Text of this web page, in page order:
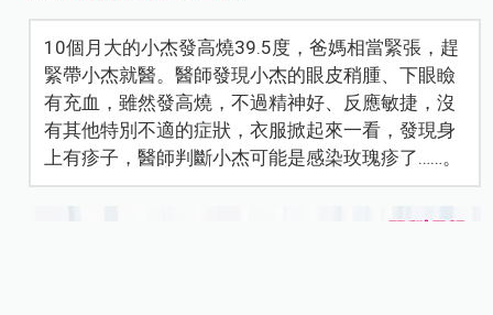
10個月大的小杰發高燒39.5度，爸媽相當緊張，趕
緊帶小杰就醫。醫師發現小杰的眼皮稍腫、下眼瞼
有充血，雖然發高燒，不過精神好、反應敏捷，沒
有其他特別不適的症狀，衣服掀起來一看，發現身
上有疹子，醫師判斷小杰可能是感染玫瑰疹了……。